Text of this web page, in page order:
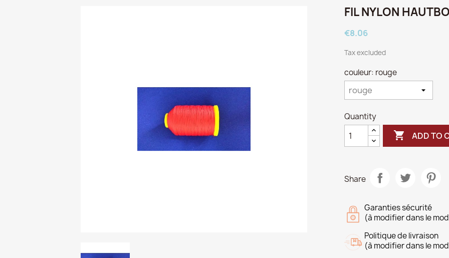
FIL NYLON
€8.06
Tax excluded
couleur: rouge
Quantity
 ADD TO
Share
Garanties sécurité
(à modifier dans le
Politique de livraison
(à modifier dans le